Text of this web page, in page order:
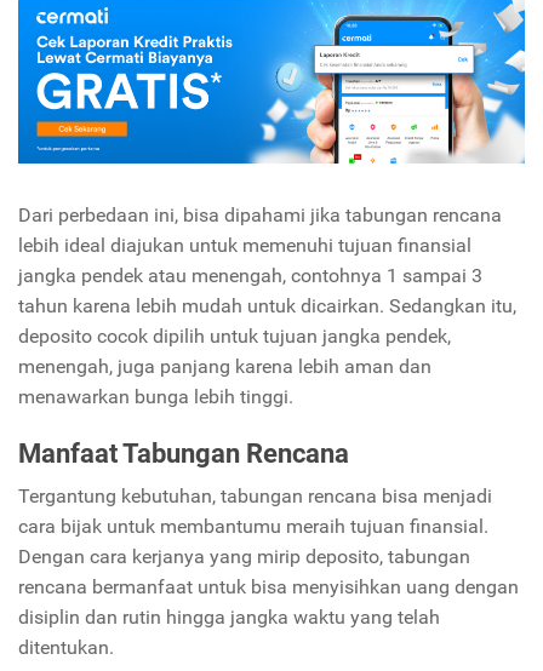
Dari perbedaan ini, bisa dipahami jika tabungan rencana
lebih ideal diajukan untuk memenuhi tujuan finansial
jangka pendek atau menengah, contohnya 1 sampai 3
tahun karena lebih mudah untuk dicairkan. Sedangkan itu,
deposito cocok dipilih untuk tujuan jangka pendek,
menengah, juga panjang karena lebih aman dan
menawarkan bunga lebih tinggi.
Manfaat Tabungan Rencana
Tergantung kebutuhan, tabungan rencana bisa menjadi
cara bijak untuk membantumu meraih tujuan finansial.
Dengan cara kerjanya yang mirip deposito, tabungan
rencana bermanfaat untuk bisa menyisihkan uang dengan
disiplin dan rutin hingga jangka waktu yang telah
ditentukan.